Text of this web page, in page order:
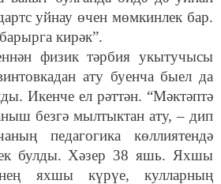
уйнау өчен мөмкинлек бар.
кирәк”.
физик тәрбия укытучысы
ату буенча быел да
Икенче ел рәттән. “Мәктәптә
безгә мылтыктан ату, – дип
педагогика көллиятендә
булды. Хәзер 38 яшь. Яхшы
яхшы күрүе, кулларның